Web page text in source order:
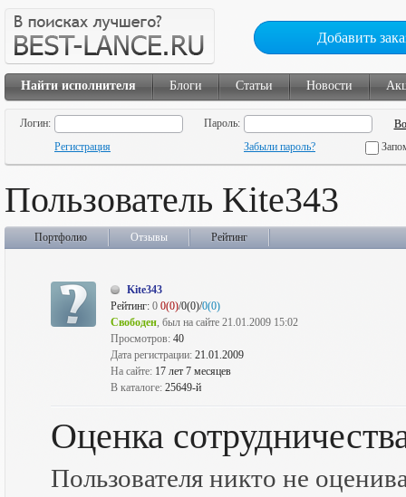
Добавить
Найти исполнителя Блоги Статьи Новости
Логин:
Пароль:
Регистрация
Забыли пароль?
Пользователь Kite343
Портфолио Отзывы Рейтинг
Kite343
Рейтинг: 0 0(0)/0(0)/0(0)
Свободен, был на сайте 21.01.2009 15:02
Просмотров: 40
Дата регистрации: 21.01.2009
На сайте: 17 лет 7 месяцев
В каталоге: 25649-й
Оценка
Пользователя никто не